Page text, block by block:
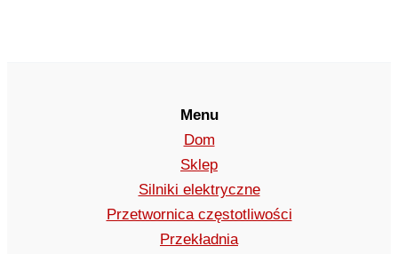
Menu
Dom
Sklep
Silniki elektryczne
Przetwornica częstotliwości
Przekładnia